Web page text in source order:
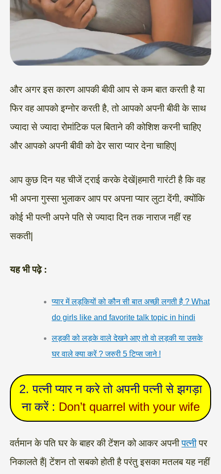
और अगर इस कारण आपकी बीवी आप से कम बात करती है या
फिर वह आपको इग्नोर करती है, तो आपको अपनी बीवी के साथ
ज्यादा से ज्यादा रोमांटिक पल बिताने की कोशिश करनी चाहिए
और आपको अपनी बीवी को ढेर सारा प्यार देना चाहिए|
आप कुछ दिन यह चीजें ट्राई करके देखें|हमारी गारंटी है कि वह
भी अपना गुस्सा भुलाकर आप पर अपना प्यार लुटा देंगी, क्योंकि
कोई भी पत्नी अपने पति से ज्यादा दिन तक नाराज नहीं रह
सकती|
यह भी पढ़े :
प्यार में लड़कियों को कौन सी बात अच्छी लगती है ? What
do girls like and favorite talk topic in hindi
लड़की को लड़के वाले देखने आए तो वो लड़की या उसके
घर वाले क्या करें ? जरुरी 5 टिप्स जाने !
2. पत्नी प्यार न करे तो अपनी पत्नी से झगड़ा
ना करें : Don’t quarrel with your wife
वर्तमान के पति घर के बाहर की टेंशन को आकर अपनीपत्नीपर
निकालते हैं| टेंशन तो सबको होती है परंतु इसका मतलब यह नहीं